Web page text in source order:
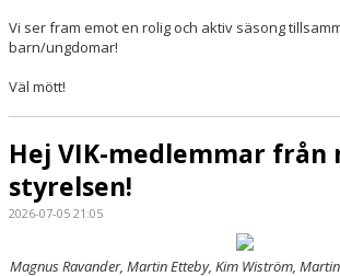
Vi ser fram emot en rolig och aktiv säsong
barn/ungdomar!
Väl mött!
Hej VIK-medlemmar från
styrelsen!
2026-07-05 21:05
Magnus Ravander, Martin Etteby, Kim Wiström,